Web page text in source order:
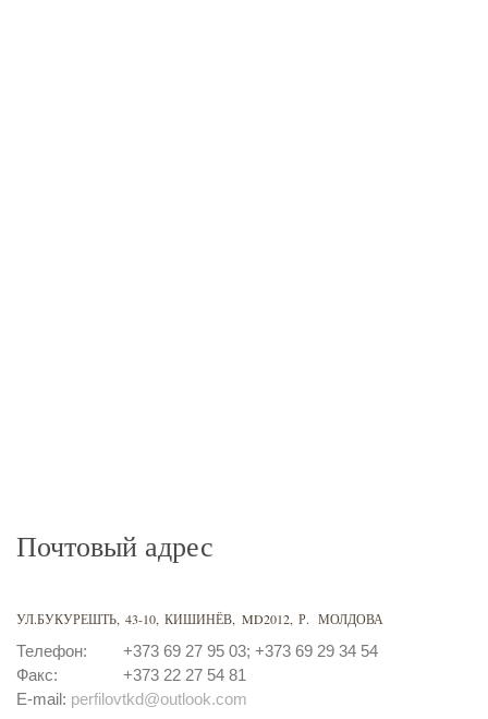
Почтовый адрес
УЛ.БУКУРЕШТЬ, 43-10, КИШИНЁВ, MD2012, Р. МОЛДОВА
Телефон:
+373 69 27 95 03; +373 69 29 34 54
Факс:
+373 22 27 54 81
E-mail: perfilovtkd@outlook.com